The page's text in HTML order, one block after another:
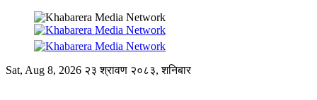
Sat, Aug 8, 2026 २३ श्रावण २०८३, शनिबार